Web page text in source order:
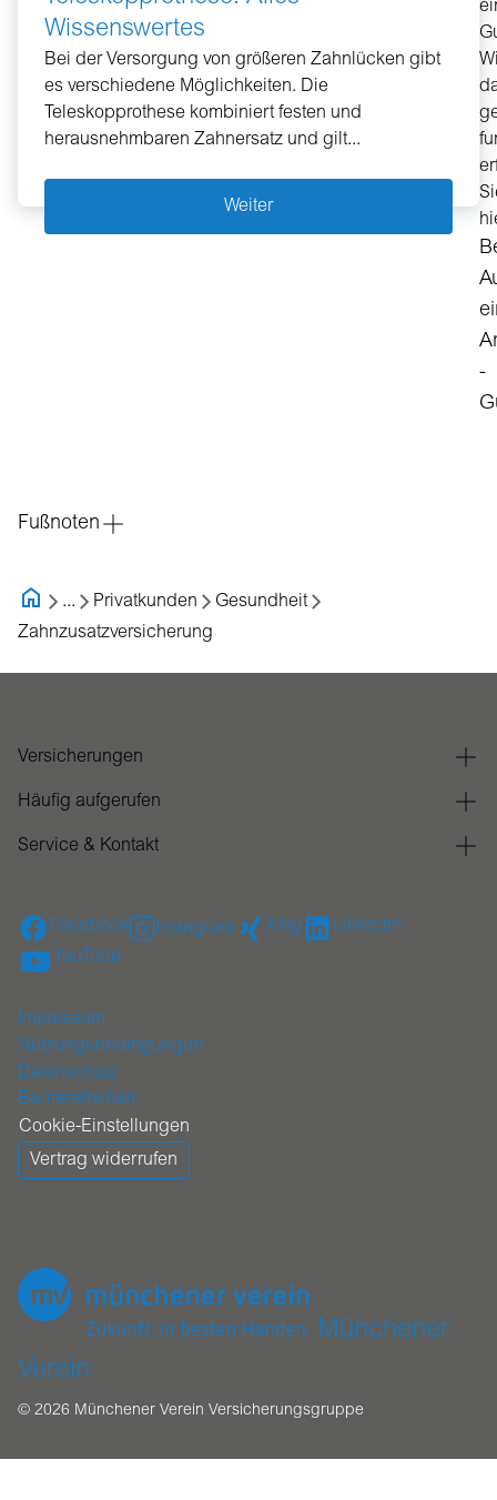
bereits
ab
11,90
€
im
Monat.
Wissenswertes
Bei der Versorgung von größeren Zahnlücken gibt
es verschiedene Möglichkeiten. Die
Teleskopprothese kombiniert festen und
herausnehmbaren Zahnersatz und gilt...
Weiter
-
Fußnoten
... Privatkunden
Gesundheit
Zahnzusatzversicherung
Versicherungen
Häufig aufgerufen
Service & Kontakt
Facebook Instagram Xing
Linkedin
YouTube
Impressum
Nutzungsbedingungen
Datenschutz
Barrierefreiheit
Cookie-Einstellungen
Vertrag widerrufen
Münchener
Verein
© 2026 Münchener Verein Versicherungsgruppe